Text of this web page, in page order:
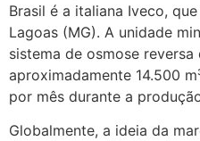
Brasil é a italiana Iveco,
Lagoas (MG). A unidade
sistema de osmose
aproximadamente 14.500
por mês durante a
Globalmente, a ideia da